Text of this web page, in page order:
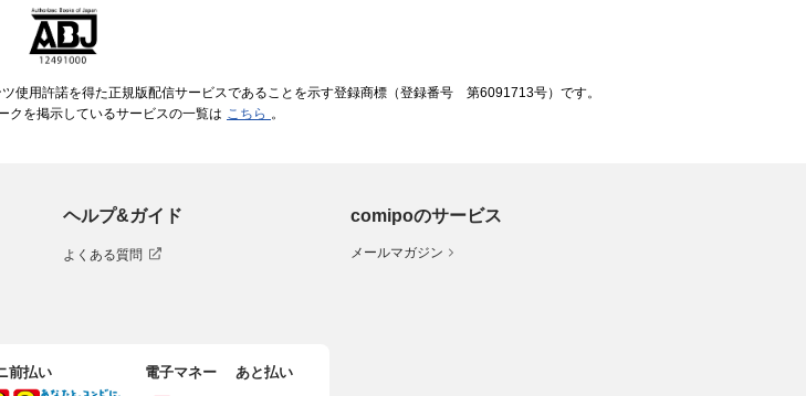
使用許諾を得た正規版配信サービスであることを示す登録商標（登録番号 第6091713号）です。
クを掲示しているサービスの一覧は こちら 。
ヘルプ&ガイド
よくある質問
comipoのサービス
メールマガジン
前払い 電子マネー あと払い